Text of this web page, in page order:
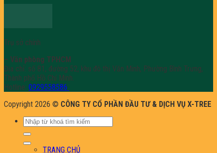
Trụ sở chính
– Văn phòng TPHCM
Địa chỉ: số 81, đường 52, khu đô thị Văn Minh, Phường Bình Trưng,
Thành phố Hồ Chí Minh.
Hotline: 0929558586
Copyright 2026 © CÔNG TY CỔ PHẦN ĐẦU TƯ & DỊCH VỤ X-TREE
Tìm
TRANG CHỦ